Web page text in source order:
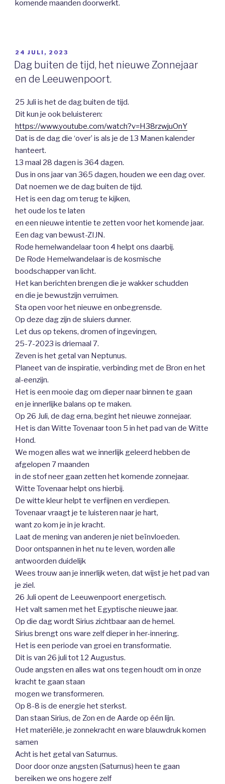
komende maanden doorwerkt.
GEPLAATST
OP
24 JULI, 2023
Dag buiten de tijd, het nieuwe Zonnejaar
en de Leeuwenpoort.
25 Juli is het de dag buiten de tijd.
Dit kun je ook beluisteren:
https://www.youtube.com/watch?v=H38rzwjuOnY
Dat is de dag die ‘over’ is als je de 13 Manen kalender
hanteert.
13 maal 28 dagen is 364 dagen.
Dus in ons jaar van 365 dagen, houden we een dag over.
Dat noemen we de dag buiten de tijd.
Het is een dag om terug te kijken,
het oude los te laten
en een nieuwe intentie te zetten voor het komende jaar.
Een dag van bewust-ZIJN.
Rode hemelwandelaar toon 4 helpt ons daarbij.
De Rode Hemelwandelaar is de kosmische
boodschapper van licht.
Het kan berichten brengen die je wakker schudden
en die je bewustzijn verruimen.
Sta open voor het nieuwe en onbegrensde.
Op deze dag zijn de sluiers dunner.
Let dus op tekens, dromen of ingevingen,
25-7-2023 is driemaal 7.
Zeven is het getal van Neptunus.
Planeet van de inspiratie, verbinding met de Bron en het
al-eenzijn.
Het is een mooie dag om dieper naar binnen te gaan
en je innerlijke balans op te maken.
Op 26 Juli, de dag erna, begint het nieuwe zonnejaar.
Het is dan Witte Tovenaar toon 5 in het pad van de Witte
Hond.
We mogen alles wat we innerlijk geleerd hebben de
afgelopen 7 maanden
in de stof neer gaan zetten het komende zonnejaar.
Witte Tovenaar helpt ons hierbij.
De witte kleur helpt te verfijnen en verdiepen.
Tovenaar vraagt je te luisteren naar je hart,
want zo kom je in je kracht.
Laat de mening van anderen je niet beïnvloeden.
Door ontspannen in het nu te leven, worden alle
antwoorden duidelijk
Wees trouw aan je innerlijk weten, dat wijst je het pad van
je ziel.
26 Juli opent de Leeuwenpoort energetisch.
Het valt samen met het Egyptische nieuwe jaar.
Op die dag wordt Sirius zichtbaar aan de hemel.
Sirius brengt ons ware zelf dieper in her-innering.
Het is een periode van groei en transformatie.
Dit is van 26 juli tot 12 Augustus.
Oude angsten en alles wat ons tegen houdt om in onze
kracht te gaan staan
mogen we transformeren.
Op 8-8 is de energie het sterkst.
Dan staan Sirius, de Zon en de Aarde op één lijn.
Het materiële, je zonnekracht en ware blauwdruk komen
samen
Acht is het getal van Saturnus.
Door door onze angsten (Saturnus) heen te gaan
bereiken we ons hogere zelf